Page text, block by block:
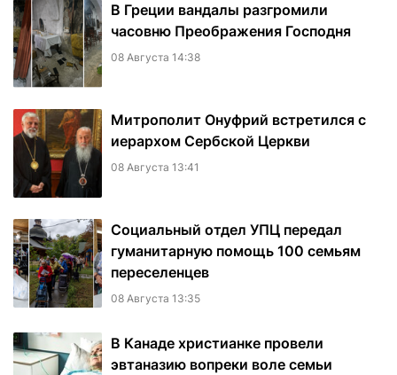
В Греции вандалы разгромили
часовню Преображения Господня
08 Августа 14:38
Митрополит Онуфрий встретился с
иерархом Сербской Церкви
08 Августа 13:41
Социальный отдел УПЦ передал
гуманитарную помощь 100 семьям
переселенцев
08 Августа 13:35
В Канаде христианке провели
эвтаназию вопреки воле семьи